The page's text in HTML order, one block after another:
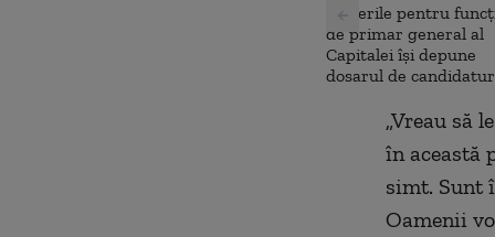
„Vreau să
în această
simt. Sunt
Oamenii